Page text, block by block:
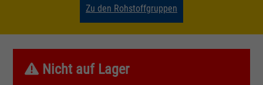
Zu den Rohstoffgruppen
Nicht auf Lager